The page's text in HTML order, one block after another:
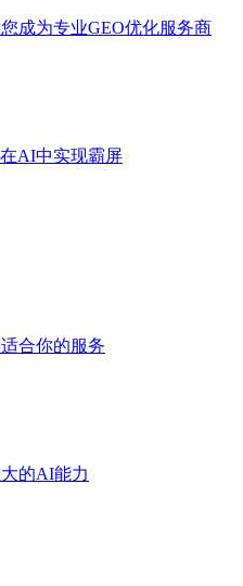
成为专业GEO优化服务商
AI中实现霸屏
合你的服务
的AI能力